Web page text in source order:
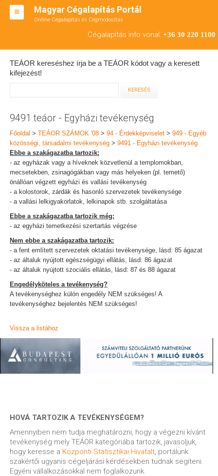
Magyar Cégalapítás Portál
Online Cégalapítás és Cégmódosítás
Cégalapítás info vonal: +36 30 220 1100
BT ALAPÍTÁS
RT ALAPÍTÁS
TEÁOR SZÁMOK '08
ENGEDÉLYKÖTELES
KAPCSOLAT
IRODÁK
TEÁOR kereséshez írja be a TEÁOR kódot vagy a keresett
kifejezést!
9491 teáor - Egyházi tevékenység
Főoldal > TEÁOR SZÁMOK '08 > 94 - Érdekképviselet > 949 - Egyéb
közösségi, társadalmi tevékenység > 9491 - Egyházi tevékenység
Ebbe a szakágazatba tartozik:
- az egyházak vagy a híveknek közvetlenül a templomokban,
mecsetekben, zsinagógákban vagy más helyeken (pl. temető)
önállóan végzett egyházi és vallási tevékenység
- a kolostorok, zárdák és hasonló szervezetek tevékenysége
- a vallási lelkigyakorlatok, lelkinapok stb. szolgáltatása
Ebbe a szakágazatba tartozik még:
- az egyházi temetkezési szertartás végzése
Nem ebbe a szakágazatba tartozik:
- a fent említett szervezetek oktatási tevékenysége, lásd: 85 ágazat
- az általuk nyújtott egészségügyi ellátás, lásd: 86 ágazat
- az általuk nyújtott szociális ellátás, lásd: 87 és 88 ágazat
Engedélyköteles a tevékenység?
A tevékenységhez külön engedély NEM szükséges! A
tevékenységhez bejelentés NEM szükséges!
Vissza a listához
HOVÁ TARTOZIK A TEVÉKENYSÉGEM?
Amennyiben nem tudja meghatározni, hogy a végezni kívánt
tevékenység mely TEÁOR kategóriába tartozik, javasoljuk,
hogy keresse a Központi Statisztikai Hivatalt , portálunk
szakértői ugyanis cégeljárási kérdésekben tudnak segíteni.
Egyéni vállalkozásokkal nem foglalkozunk.